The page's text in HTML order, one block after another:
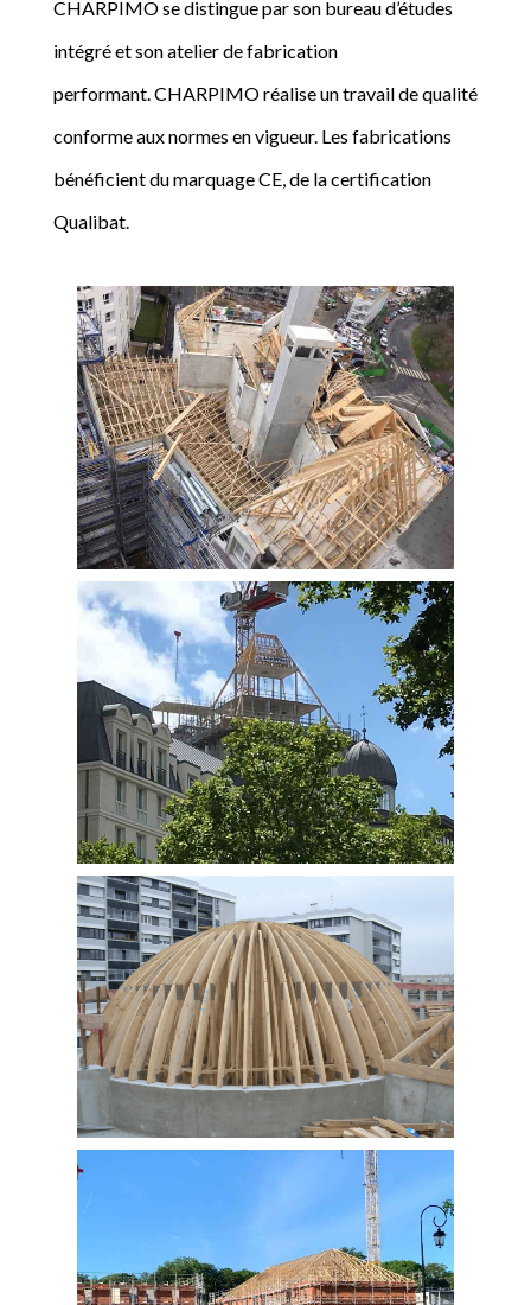
CHARPIMO se distingue par son bureau d’études
intégré et son atelier de fabrication
performant. CHARPIMO réalise un travail de qualité
conforme aux normes en vigueur. Les fabrications
bénéficient du marquage CE, de la certification
Qualibat.